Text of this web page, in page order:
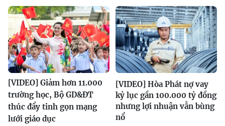
[VIDEO] Giảm hơn 11.000
trường học, Bộ GD&ĐT
thúc đẩy tinh gọn mạng
lưới giáo dục
[VIDEO] Hòa Phát nợ vay
kỷ lục gần 100.000 tỷ đồng
nhưng lợi nhuận vẫn bùng
nổ